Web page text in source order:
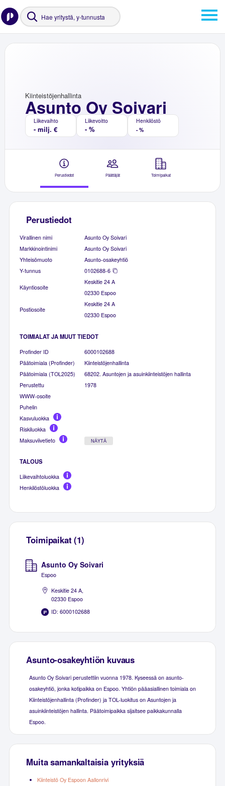
Asunto Oy Soivari
Kiinteistöjenhallinta
Liikevaihto
- milj. €
Liikevoitto
- %
Henkilöstö
- %
Perustiedot Päättäjät Toimipaikat
Perustiedot
Virallinen nimi
Asunto Oy Soivari
Markkinointinimi
Asunto Oy Soivari
Yhteisömuoto
Asunto-osakeyhtiö
Y-tunnus
0102688-6
Käyntiosoite
Keskitie 24 A
02330 Espoo
Postiosoite
Keskitie 24 A
02330 Espoo
TOIMIALAT JA MUUT TIEDOT
Profinder ID
6000102688
Päätoimiala (Profinder)
Kiinteistöjenhallinta
Päätoimiala (TOL2025)
68202. Asuntojen ja asuinkiinteistöjen hallinta
Perustettu
1978
WWW-osoite
Puhelin
Kasvuluokka
Riskiluokka
Maksuviivetieto
NÄYTÄ
TALOUS
Liikevaihtoluokka
Henkilöstöluokka
Toimipaikat (1)
Asunto Oy Soivari
Espoo
Keskitie 24 A,
02330 Espoo
ID: 6000102688
Asunto-osakeyhtiön kuvaus
Asunto Oy Soivari perustettiin vuonna 1978. Kyseessä on asunto-
osakeyhtiö, jonka kotipaikka on Espoo. Yhtiön pääasiallinen toimiala on
Kiinteistöjenhallinta (Profinder) ja TOL-luokitus on Asuntojen ja
asuinkiinteistöjen hallinta. Päätoimipaikka sijaitsee paikkakunnalla
Espoo.
Muita samankaltaisia yrityksiä
Kiinteistö Oy Espoon Aallonrivi